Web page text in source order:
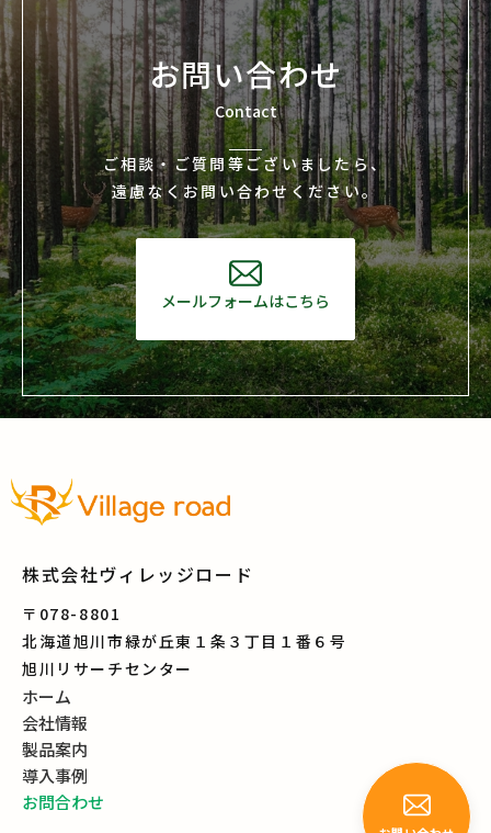
お問い合わせ
Contact
ご相談・ご質問等ございましたら、
遠慮なくお問い合わせください。
メールフォームはこちら
株式会社ヴィレッジロード
〒078-8801
北海道旭川市緑が丘東１条３丁目１番６号
旭川リサーチセンター
ホーム
会社情報
製品案内
導入事例
お問合わせ